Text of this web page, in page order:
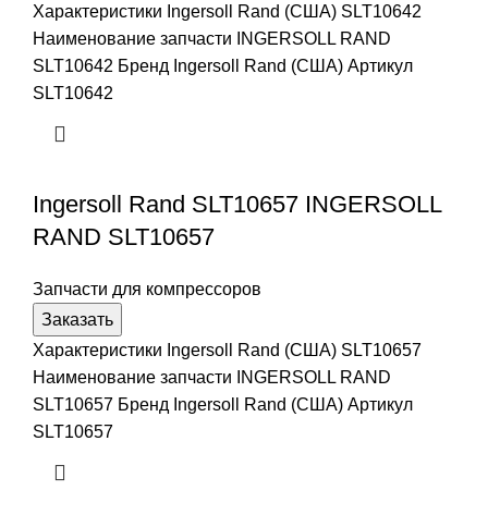
Характеристики Ingersoll Rand (США) SLT10642
Наименование запчасти INGERSOLL RAND
SLT10642 Бренд Ingersoll Rand (США) Артикул
SLT10642
Ingersoll Rand SLT10657 INGERSOLL
RAND SLT10657
Запчасти для компрессоров
Заказать
Характеристики Ingersoll Rand (США) SLT10657
Наименование запчасти INGERSOLL RAND
SLT10657 Бренд Ingersoll Rand (США) Артикул
SLT10657